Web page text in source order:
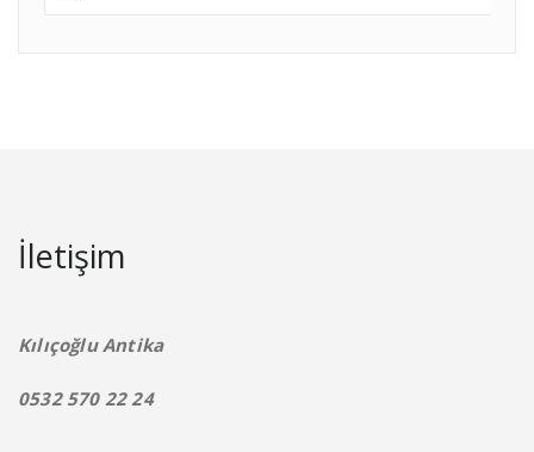
İletişim
Kılıçoğlu Antika
0532 570 22 24